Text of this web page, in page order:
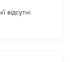
відсутні